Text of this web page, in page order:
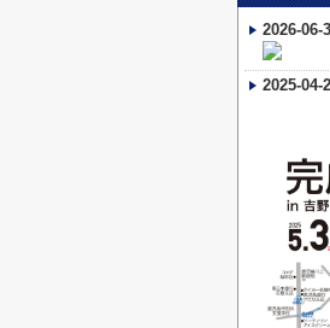
2026-06-
2025-04-